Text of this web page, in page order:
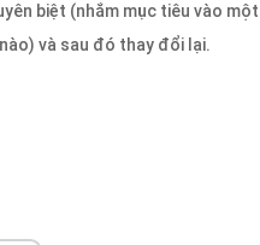
biệt (nhắm mục tiêu vào
và sau đó thay đổi lại.